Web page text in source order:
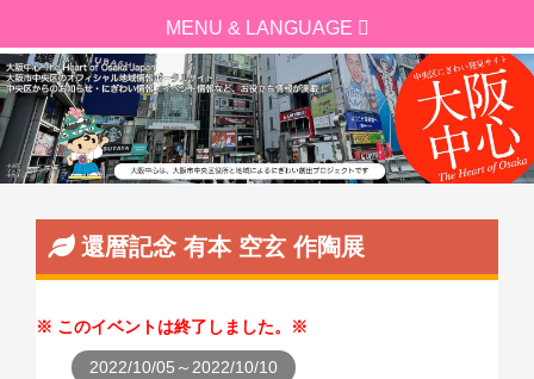
還暦記念 有本 空玄 作陶展
このイベントは終了しました。
2022/10/05～2022/10/10